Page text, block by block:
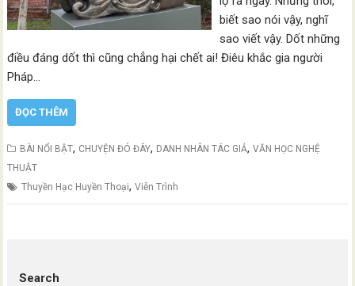
biết sao nói vậy, nghĩ
sao viết vậy. Dốt những
điều đáng dốt thì cũng chẳng hại chết ai! Điêu khắc gia người
Pháp…
ĐỌC THÊM
BÀI NỔI BẬT, CHUYỆN ĐÓ ĐÂY, DANH NHÂN TÁC GIẢ,VĂN HỌC NGHỆ
THUẬT
Thuyền Hạc Huyền Thoại,Viễn Trình
Search